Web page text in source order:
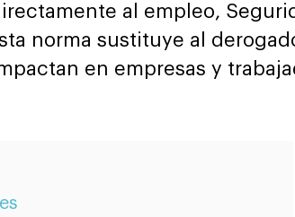
al empleo,
norma sustituye al
en empresas y